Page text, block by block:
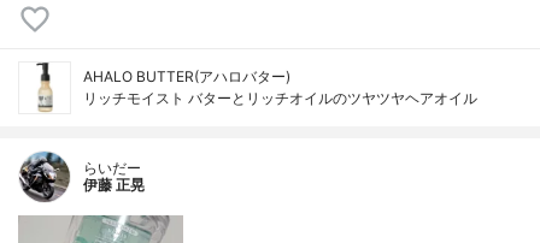
AHALO BUTTER(アハロバター)
リッチモイスト バターとリッチオイルのツヤツヤヘアオイル
らいだー
伊藤 正晃